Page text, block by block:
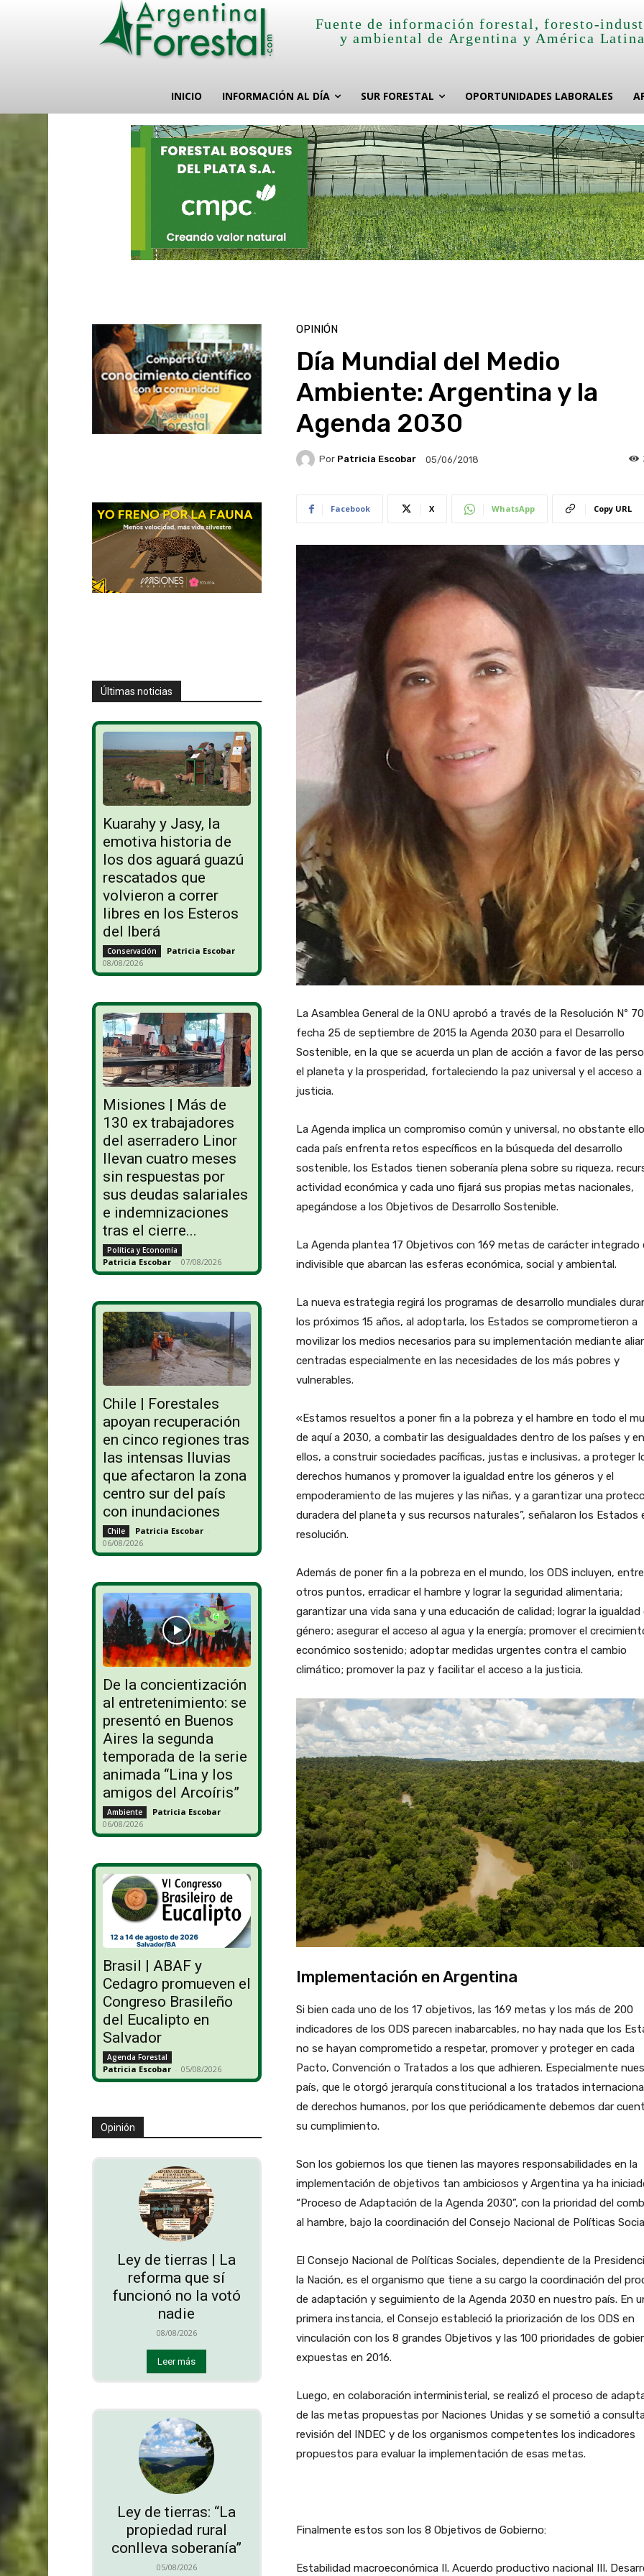
Fuente de información forestal, foresto-
y ambiental de Argentina y América
INICIO INFORMACIÓN AL DÍA SUR FORESTAL OPORTUNIDADES LABORALES
Últimas noticias
Kuarahy y Jasy, la
emotiva historia de
los dos aguará guazú
rescatados que
volvieron a correr
libres en los Esteros
del Iberá
Conservación Patricia Escobar -
08/08/2026
Misiones | Más de
130 ex trabajadores
del aserradero Linor
llevan cuatro meses
sin respuestas por
sus deudas salariales
e indemnizaciones
tras el cierre...
Política y Economía
Patricia Escobar - 07/08/2026
Chile | Forestales
apoyan recuperación
en cinco regiones tras
las intensas lluvias
que afectaron la zona
centro sur del país
con inundaciones
Chile Patricia Escobar -
06/08/2026
De la concientización
al entretenimiento: se
presentó en Buenos
Aires la segunda
temporada de la serie
animada “Lina y los
amigos del Arcoíris”
Ambiente Patricia Escobar -
06/08/2026
Brasil | ABAF y
Cedagro promueven el
Congreso Brasileño
del Eucalipto en
Salvador
Agenda Forestal
Patricia Escobar - 05/08/2026
Opinión
Ley de tierras | La
reforma que sí
funcionó no la votó
nadie
08/08/2026
Leer más
Ley de tierras: “La
propiedad rural
conlleva soberanía”
05/08/2026
OPINIÓN
Día Mundial del Medio
Ambiente: Argentina y la
Agenda 2030
Por Patricia Escobar 05/06/2018
Facebook X WhatsApp Copy URL
La Asamblea General de la ONU aprobó a través de la Resolución Nº
fecha 25 de septiembre de 2015 la Agenda 2030 para el Desarrollo
Sostenible, en la que se acuerda un plan de acción a favor de las
el planeta y la prosperidad, fortaleciendo la paz universal y el acceso a
justicia.
La Agenda implica un compromiso común y universal, no obstante
cada país enfrenta retos específicos en la búsqueda del desarrollo
sostenible, los Estados tienen soberanía plena sobre su riqueza,
actividad económica y cada uno fijará sus propias metas nacionales,
apegándose a los Objetivos de Desarrollo Sostenible.
La Agenda plantea 17 Objetivos con 169 metas de carácter integrado
indivisible que abarcan las esferas económica, social y ambiental.
La nueva estrategia regirá los programas de desarrollo mundiales
los próximos 15 años, al adoptarla, los Estados se comprometieron a
movilizar los medios necesarios para su implementación mediante
centradas especialmente en las necesidades de los más pobres y
vulnerables.
«Estamos resueltos a poner fin a la pobreza y el hambre en todo el
de aquí a 2030, a combatir las desigualdades dentro de los países y
ellos, a construir sociedades pacíficas, justas e inclusivas, a proteger
derechos humanos y promover la igualdad entre los géneros y el
empoderamiento de las mujeres y las niñas, y a garantizar una
duradera del planeta y sus recursos naturales”, señalaron los Estados
resolución.
Además de poner fin a la pobreza en el mundo, los ODS incluyen, entre
otros puntos, erradicar el hambre y lograr la seguridad alimentaria;
garantizar una vida sana y una educación de calidad; lograr la igualdad
género; asegurar el acceso al agua y la energía; promover el
económico sostenido; adoptar medidas urgentes contra el cambio
climático; promover la paz y facilitar el acceso a la justicia.
Implementación en Argentina
Si bien cada uno de los 17 objetivos, las 169 metas y los más de 200
indicadores de los ODS parecen inabarcables, no hay nada que los
no se hayan comprometido a respetar, promover y proteger en cada
Pacto, Convención o Tratados a los que adhieren. Especialmente
país, que le otorgó jerarquía constitucional a los tratados
de derechos humanos, por los que periódicamente debemos dar
su cumplimiento.
Son los gobiernos los que tienen las mayores responsabilidades en la
implementación de objetivos tan ambiciosos y Argentina ya ha
“Proceso de Adaptación de la Agenda 2030”, con la prioridad del
al hambre, bajo la coordinación del Consejo Nacional de Políticas
El Consejo Nacional de Políticas Sociales, dependiente de la
la Nación, es el organismo que tiene a su cargo la coordinación del
de adaptación y seguimiento de la Agenda 2030 en nuestro país. En
primera instancia, el Consejo estableció la priorización de los ODS en
vinculación con los 8 grandes Objetivos y las 100 prioridades de
expuestas en 2016.
Luego, en colaboración interministerial, se realizó el proceso de
de las metas propuestas por Naciones Unidas y se sometió a
revisión del INDEC y de los organismos competentes los indicadores
propuestos para evaluar la implementación de esas metas.
Finalmente estos son los 8 Objetivos de Gobierno:
Estabilidad macroeconómica II. Acuerdo productivo nacional III.